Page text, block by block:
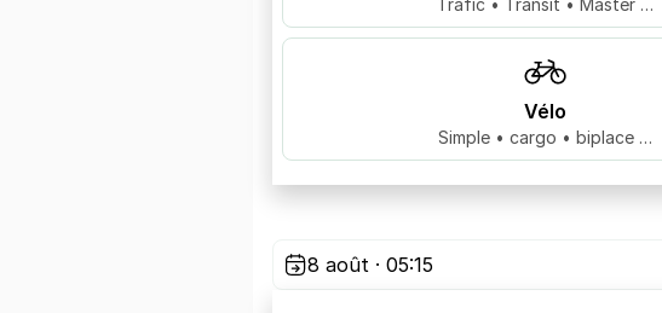
Trafic • Transit • Master …
Vélo
Simple • cargo • biplace …
8 août · 05:15